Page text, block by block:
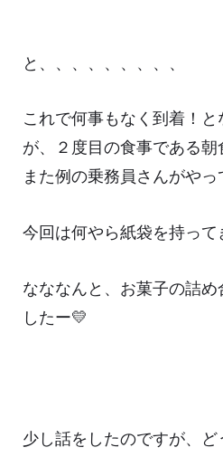
と、、、、、、、、、
これで何事もなく到着！
が、２度目の食事である朝
また例の乗務員さんがやっ
今回は何やら紙袋を持って
なななんと、お菓子の詰め
したー💛
少し話をしたのですが、